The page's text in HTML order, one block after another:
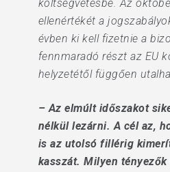
költségvetésbe. Az
ellenértékét a
évben ki kell fizetnie a
fennmaradó részt az EU
helyzetétől függően
– Az elmúlt időszakot
nélkül lezárni. A cél az,
is az utolsó fillérig
kasszát. Milyen